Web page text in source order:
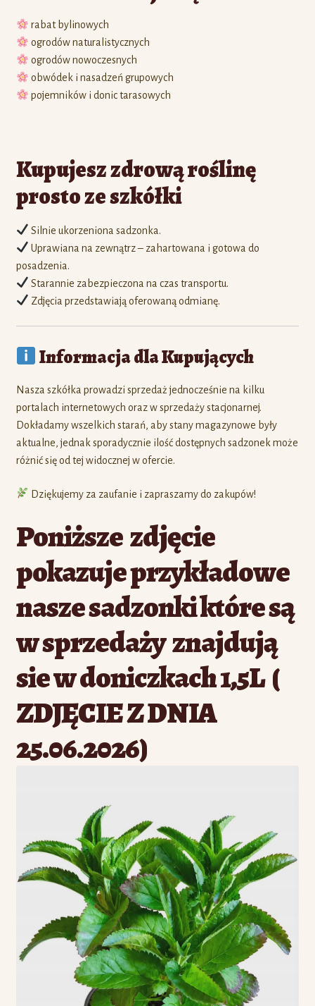
rabat bylinowych
ogrodów naturalistycznych
ogrodów nowoczesnych
obwódek i nasadzeń grupowych
pojemników i donic tarasowych
Kupujesz zdrową roślinę
prosto ze szkółki
Silnie ukorzeniona sadzonka.
Uprawiana na zewnątrz – zahartowana i gotowa do
posadzenia.
Starannie zabezpieczona na czas transportu.
Zdjęcia przedstawiają oferowaną odmianę.
Informacja dla Kupujących
Nasza szkółka prowadzi sprzedaż jednocześnie na kilku
portalach internetowych oraz w sprzedaży stacjonarnej.
Dokładamy wszelkich starań, aby stany magazynowe były
aktualne, jednak sporadycznie ilość dostępnych sadzonek może
różnić się od tej widocznej w ofercie.
Dziękujemy za zaufanie i zapraszamy do zakupów!
Poniższe zdjęcie
pokazuje przykładowe
nasze sadzonki które są
w sprzedaży znajdują
sie w doniczkach 1,5L (
ZDJĘCIE Z DNIA
25.06.2026)